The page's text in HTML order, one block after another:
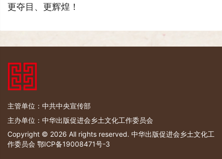
更夺目、更辉煌！
主管单位：中共中央宣传部
主办单位：中华出版促进会乡土文化工作委员会
Copyright © 2026 All rights reserved. 中华出版促进会乡土文化工
作委员会 鄂ICP备19008471号-3